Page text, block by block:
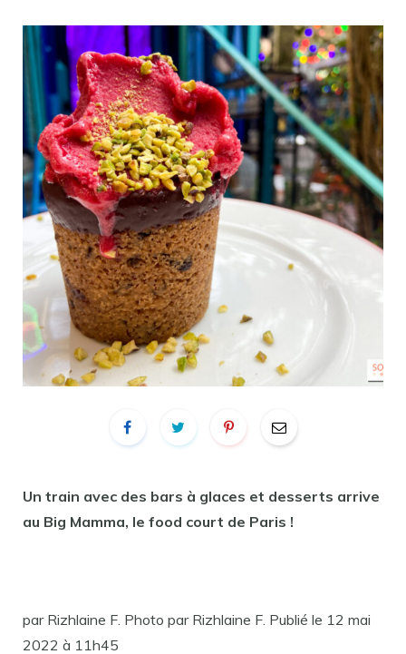
Un train avec des bars à glaces et desserts arrive
au Big Mamma, le food court de Paris !
par Rizhlaine F. Photo par Rizhlaine F. Publié le 12 mai
2022 à 11h45